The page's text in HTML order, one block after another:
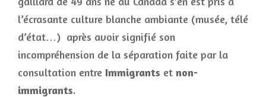
l’écrasante culture blanche ambiante (musée, télé
d’état…) après avoir signifié son
incompréhension de la séparation faite par la
consultation entre Immigrants et non-
immigrants.